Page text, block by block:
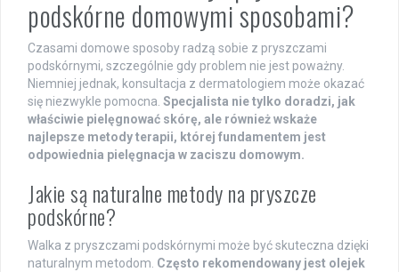
podskórne domowymi sposobami?
Czasami domowe sposoby radzą sobie z pryszczami
podskórnymi, szczególnie gdy problem nie jest poważny.
Niemniej jednak, konsultacja z dermatologiem może okazać
się niezwykle pomocna. Specjalista nie tylko doradzi, jak
właściwie pielęgnować skórę, ale również wskaże
najlepsze metody terapii, której fundamentem jest
odpowiednia pielęgnacja w zaciszu domowym.
Jakie są naturalne metody na pryszcze
podskórne?
Walka z pryszczami podskórnymi może być skuteczna dzięki
naturalnym metodom. Często rekomendowany jest olejek